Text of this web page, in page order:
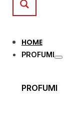
HOME
PROFUMI
PROFUMI